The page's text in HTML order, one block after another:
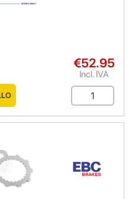
€52.95
Incl. IVA